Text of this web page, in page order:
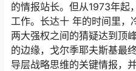
的情报站长。但从1973年起
工作。长达十 年的时间里，
两大强权之间的猜疑达到顶
的边缘，戈尔季耶夫斯基最
导层战略思维的关键情报，